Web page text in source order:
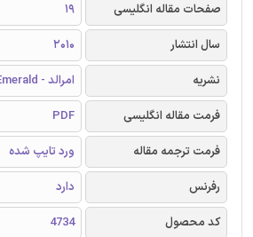
صفحات مقاله انگلیسی
19
سال انتشار
2010
نشریه
امرالد - Emerald
فرمت مقاله انگلیسی
PDF
فرمت ترجمه مقاله
ورد تایپ شده
رفرنس
دارد
کد محصول
4734